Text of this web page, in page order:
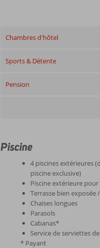
Chambres d'hôtel
Sports & Détente
Pension
Piscine
4 piscines extérieures
piscine exclusive)
Piscine extérieure
Terrasse bien exposée
Chaises longues
Parasols
Cabanas*
Service de serviettes
* Payant